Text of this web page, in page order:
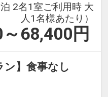
泊 2名1室ご利用時 大
人1名様あたり）
68,400 円
ン】食事なし